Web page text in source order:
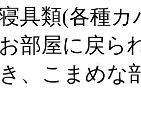
寝具類(各種
お部屋に戻
、こまめな